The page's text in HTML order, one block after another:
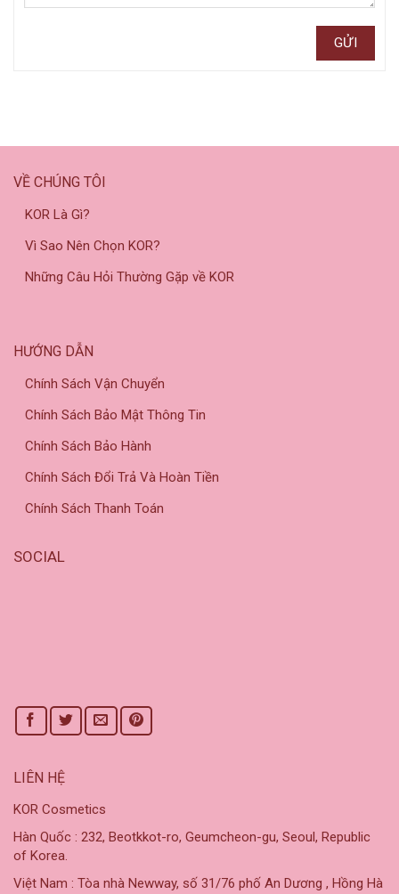
VỀ CHÚNG TÔI
KOR Là Gì?
Vì Sao Nên Chọn KOR?
Những Câu Hỏi Thường Gặp về KOR
HƯỚNG DẪN
Chính Sách Vận Chuyển
Chính Sách Bảo Mật Thông Tin
Chính Sách Bảo Hành
Chính Sách Đổi Trả Và Hoàn Tiền
Chính Sách Thanh Toán
SOCIAL
LIÊN HỆ
KOR Cosmetics
Hàn Quốc : 232, Beotkkot-ro, Geumcheon-gu, Seoul, Republic
of Korea.
Việt Nam : Tòa nhà Newway, số 31/76 phố An Dương , Hồng Hà